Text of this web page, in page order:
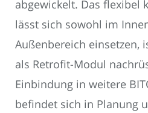
abgewickelt. Das flexibel
lässt sich sowohl im
Außenbereich einsetzen,
als Retrofit-Modul
Einbindung in weitere
befindet sich in Planung